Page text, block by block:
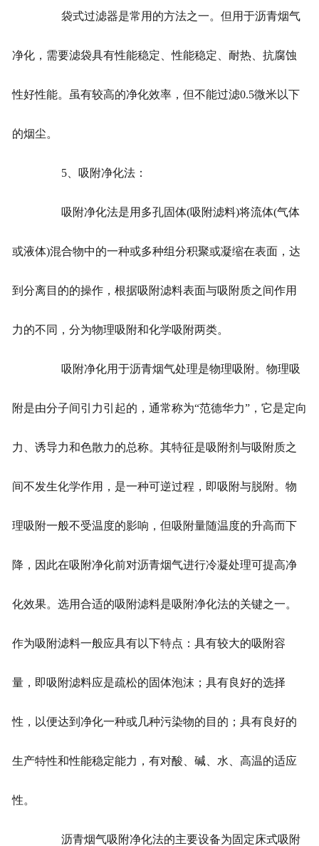
袋式过滤器是常用的方法之一。但用于沥青烟气
净化，需要滤袋具有性能稳定、性能稳定、耐热、抗腐蚀
性好性能。虽有较高的净化效率，但不能过滤0.5微米以下
的烟尘。
5、吸附净化法：
吸附净化法是用多孔固体(吸附滤料)将流体(气体
或液体)混合物中的一种或多种组分积聚或凝缩在表面，达
到分离目的的操作，根据吸附滤料表面与吸附质之间作用
力的不同，分为物理吸附和化学吸附两类。
吸附净化用于沥青烟气处理是物理吸附。物理吸
附是由分子间引力引起的，通常称为“范德华力”，它是定向
力、诱导力和色散力的总称。其特征是吸附剂与吸附质之
间不发生化学作用，是一种可逆过程，即吸附与脱附。物
理吸附一般不受温度的影响，但吸附量随温度的升高而下
降，因此在吸附净化前对沥青烟气进行冷凝处理可提高净
化效果。选用合适的吸附滤料是吸附净化法的关键之一。
作为吸附滤料一般应具有以下特点：具有较大的吸附容
量，即吸附滤料应是疏松的固体泡沫；具有良好的选择
性，以便达到净化一种或几种污染物的目的；具有良好的
生产特性和性能稳定能力，有对酸、碱、水、高温的适应
性。
沥青烟气吸附净化法的主要设备为固定床式吸附